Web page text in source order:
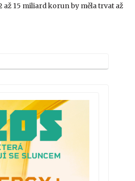
až 15 miliard korun by měla trvat až